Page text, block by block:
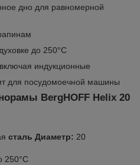
дно для равномерной
до 250°C
индукционные
для посудомоечной машины
BergHOFF Helix 20
сталь Диаметр: 20
250°C